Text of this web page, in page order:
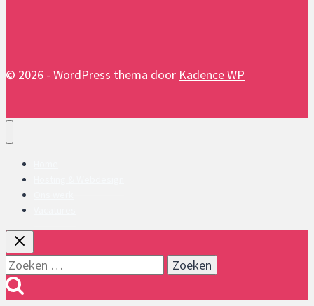
© 2026 - WordPress thema door Kadence WP
Zoeken
naar: